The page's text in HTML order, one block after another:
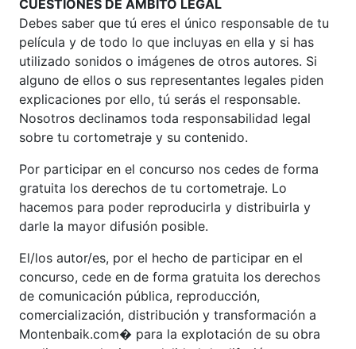
CUESTIONES DE ÁMBITO LEGAL
Debes saber que tú eres el único responsable de tu
película y de todo lo que incluyas en ella y si has
utilizado sonidos o imágenes de otros autores. Si
alguno de ellos o sus representantes legales piden
explicaciones por ello, tú serás el responsable.
Nosotros declinamos toda responsabilidad legal
sobre tu cortometraje y su contenido.
Por participar en el concurso nos cedes de forma
gratuita los derechos de tu cortometraje. Lo
hacemos para poder reproducirla y distribuirla y
darle la mayor difusión posible.
El/los autor/es, por el hecho de participar en el
concurso, cede en de forma gratuita los derechos
de comunicación pública, reproducción,
comercialización, distribución y transformación a
Montenbaik.com� para la explotación de su obra